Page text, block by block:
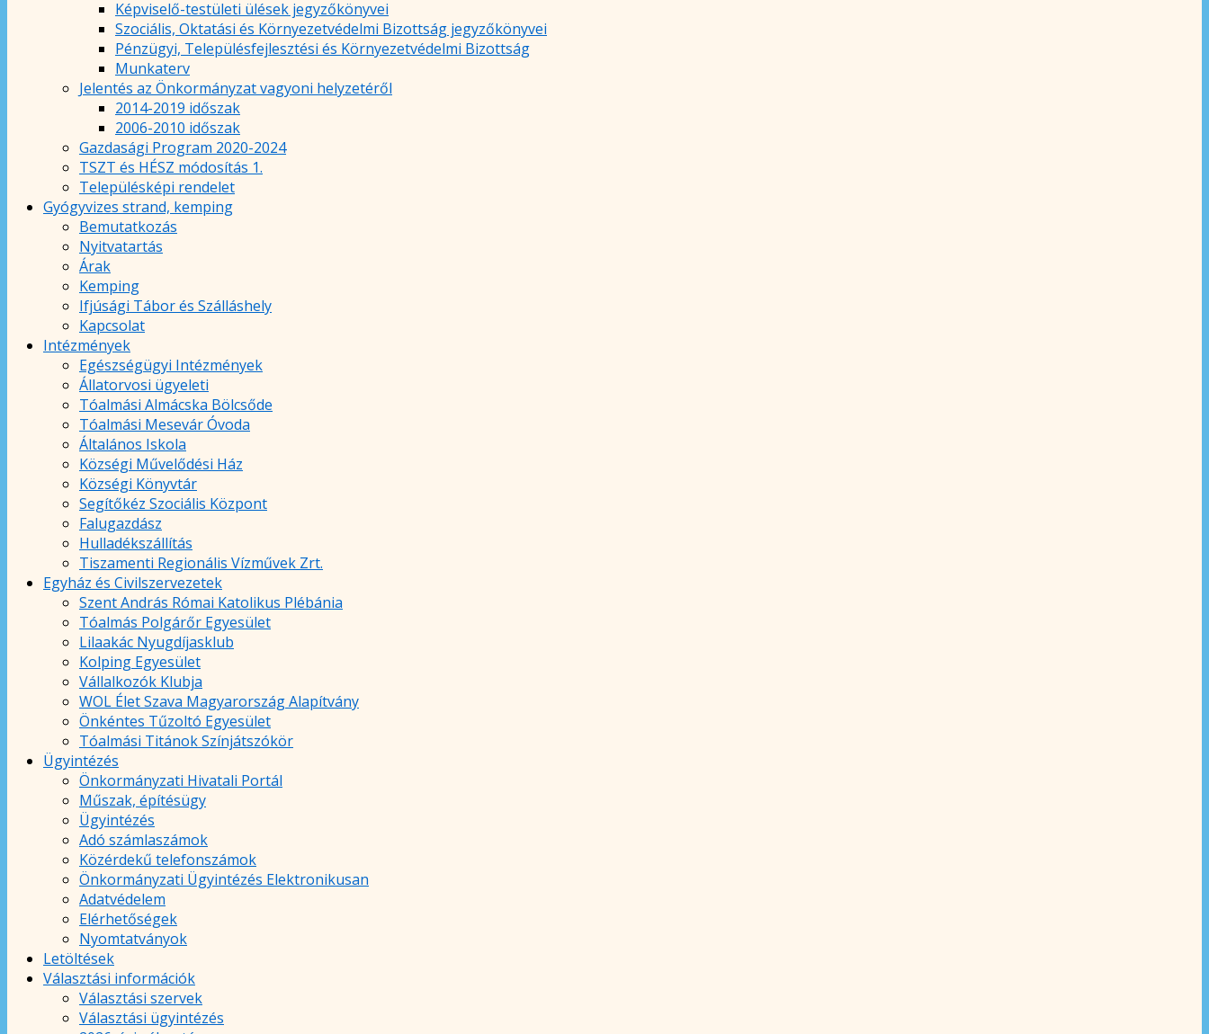
Képviselő-testületi ülések jegyzőkönyvei
Szociális, Oktatási és Környezetvédelmi Bizottság jegyzőkönyvei
Pénzügyi, Településfejlesztési és Környezetvédelmi Bizottság
Munkaterv
Jelentés az Önkormányzat vagyoni helyzetéről
2014-2019 időszak
2006-2010 időszak
Gazdasági Program 2020-2024
TSZT és HÉSZ módosítás 1.
Településképi rendelet
Gyógyvizes strand, kemping
Bemutatkozás
Nyitvatartás
Árak
Kemping
Ifjúsági Tábor és Szálláshely
Kapcsolat
Intézmények
Egészségügyi Intézmények
Állatorvosi ügyeleti
Tóalmási Almácska Bölcsőde
Tóalmási Mesevár Óvoda
Általános Iskola
Községi Művelődési Ház
Községi Könyvtár
Segítőkéz Szociális Központ
Falugazdász
Hulladékszállítás
Tiszamenti Regionális Vízművek Zrt.
Egyház és Civilszervezetek
Szent András Római Katolikus Plébánia
Tóalmás Polgárőr Egyesület
Lilaakác Nyugdíjasklub
Kolping Egyesület
Vállalkozók Klubja
WOL Élet Szava Magyarország Alapítvány
Önkéntes Tűzoltó Egyesület
Tóalmási Titánok Színjátszókör
Ügyintézés
Önkormányzati Hivatali Portál
Műszak, építésügy
Ügyintézés
Adó számlaszámok
Közérdekű telefonszámok
Önkormányzati Ügyintézés Elektronikusan
Adatvédelem
Elérhetőségek
Nyomtatványok
Letöltések
Választási információk
Választási szervek
Választási ügyintézés